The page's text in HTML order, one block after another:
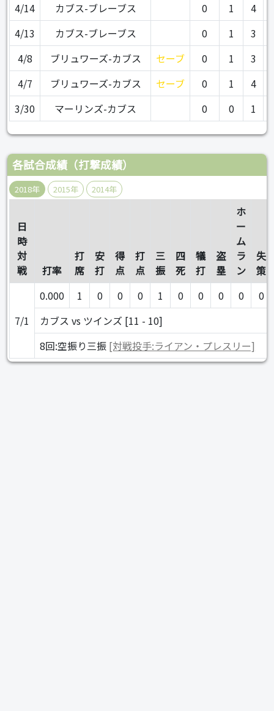
4/14
カブス-ブレーブス 0 1 4
4/13
カブス-ブレーブス 0 1 3
4/8
ブリュワーズ-カブス セーブ 0 1 3
4/7
ブリュワーズ-カブス セーブ 0 1 4
3/30
マーリンズ-カブス 0 0 1
各試合成績（打撃成績）
2018年 2015年 2014年
日
時
対
戦
打率
打
席
安
打
得
点
打
点
三
振
四
死
犠
打
盗
塁
ホ
ー
ム
ラ
ン
失
策
7/1
0.000 1 0 0 0 1 0 0 0 0
0
カブス vs ツインズ [11 - 10]
8回:空振り三振 [対戦投手:ライアン・プレスリー]